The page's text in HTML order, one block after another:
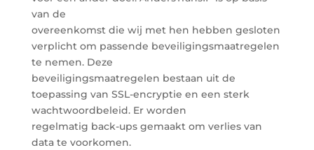
van de
overeenkomst die wij met hen hebben gesloten
verplicht om passende beveiligingsmaatregelen
te nemen. Deze
beveiligingsmaatregelen bestaan uit de
toepassing van SSL-encryptie en een sterk
wachtwoordbeleid. Er worden
regelmatig back-ups gemaakt om verlies van
data te voorkomen.